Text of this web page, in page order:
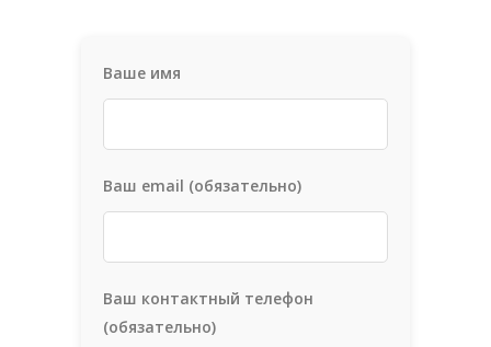
Ваше имя
Ваш email (обязательно)
Ваш контактный телефон
(обязательно)